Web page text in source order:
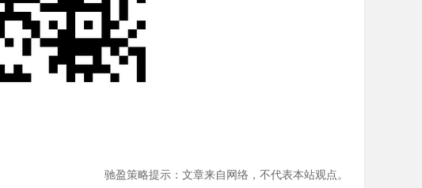
驰盈策略提示：文章来自网络，不代表本站观点。